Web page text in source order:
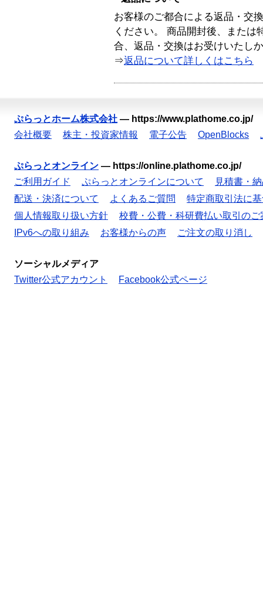
お客様のご都合による返品・交
ください。 商品開封後、または
合、返品・交換はお受けいたし
⇒返品について詳しくはこちら
ぷらっとホーム株式会社 — https://www.plathome.co.jp/
会社概要
株主・投資家情報 電子公告 OpenBlocks
ぷらっとオンライン — https://online.plathome.co.jp/
ご利用ガイド
ぷらっとオンラインについて
見積書・
配送・決済について
よくあるご質問
特定商取引法に
個人情報取り扱い方針
校費・公費・科研費払い取引のご
IPv6への取り組み
お客様からの声 ご注文の取り消し
ソーシャルメディア
Twitter公式アカウント
Facebook公式ページ